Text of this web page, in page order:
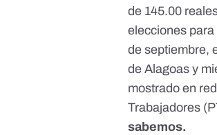
de 145.00
elecciones
de septiembre,
de Alagoas y
mostrado en
Trabajadores
sabemos.